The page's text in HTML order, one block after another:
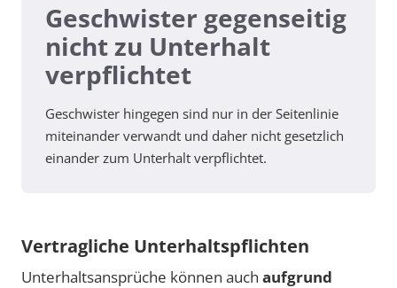
Geschwister gegenseitig
nicht zu Unterhalt
verpflichtet
Geschwister hingegen sind nur in der Seitenlinie
miteinander verwandt und daher nicht gesetzlich
einander zum Unterhalt verpflichtet.
Vertragliche Unterhaltspflichten
Unterhaltsansprüche können auch aufgrund